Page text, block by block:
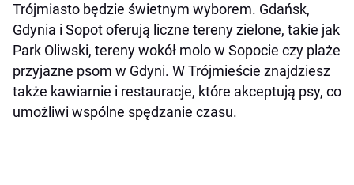
Trójmiasto będzie świetnym wyborem. Gdańsk,
Gdynia i Sopot oferują liczne tereny zielone, takie jak
Park Oliwski, tereny wokół molo w Sopocie czy plaże
przyjazne psom w Gdyni. W Trójmieście znajdziesz
także kawiarnie i restauracje, które akceptują psy, co
umożliwi wspólne spędzanie czasu.